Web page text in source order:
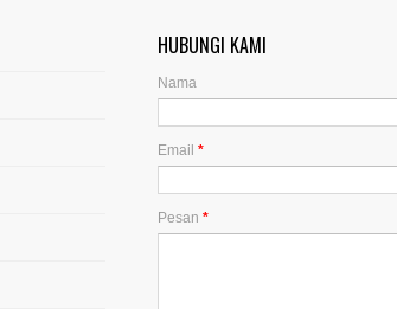
HUBUNGI KAMI
Nama
Email *
Pesan *